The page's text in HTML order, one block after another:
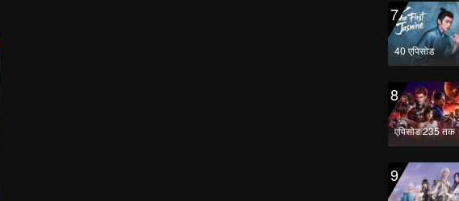
7
40 एपिसोड
8
एपिसोड 235 तक
9